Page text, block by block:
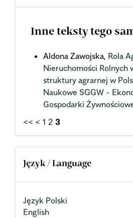
Inne teksty tego
Aldona Zawojska, Rola
Nieruchomości Rolnych
struktury agrarnej w
Naukowe SGGW -
Gospodarki
<< < 1 2 3
Język / Language
Język Polski
English